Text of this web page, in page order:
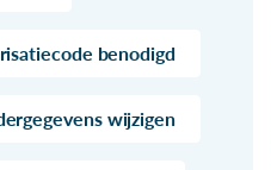
benodigd
wijzigen